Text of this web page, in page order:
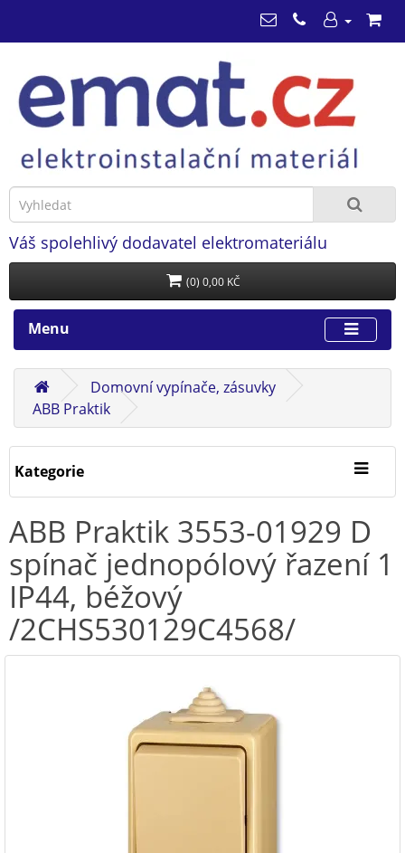
Váš spolehlivý dodavatel elektromateriálu
(0) 0,00 KČ
Menu
Domovní vypínače, zásuvky
ABB Praktik
Kategorie
ABB Praktik 3553-01929 D
spínač jednopólový řazení 1
IP44, béžový
/2CHS530129C4568/